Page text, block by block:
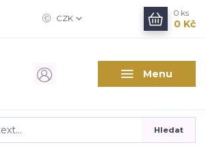
Menu
CZK
Hledat
0 ks
0 Kč